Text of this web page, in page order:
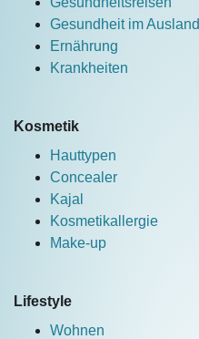
Gesundheit im Ausland
Ernährung
Krankheiten
Kosmetik
Hauttypen
Concealer
Kajal
Kosmetikallergie
Make-up
Lifestyle
Wohnen